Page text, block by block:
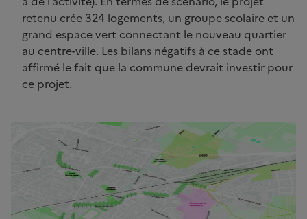
retenu crée 324 logements, un groupe scolaire et un
grand espace vert connectant le nouveau quartier
au centre-ville. Les bilans négatifs à ce stade ont
affirmé le fait que la commune devrait investir pour
ce projet.